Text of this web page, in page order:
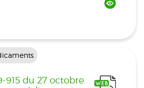
915 du 27 octobre